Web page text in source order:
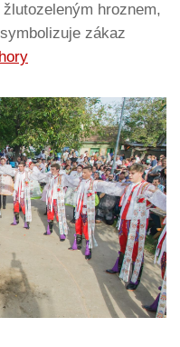
hroznem,
zákaz